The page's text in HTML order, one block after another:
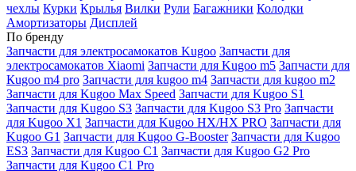
чехлы Курки Крылья Вилки Рули Багажники Колодки
Амортизаторы Дисплей
По бренду
Запчасти для электросамокатов Kugoo Запчасти для
электросамокатов Xiaomi Запчасти для Kugoo m5 Запчасти для
Кugoo m4 pro Запчасти для kugoo m4 Запчасти для kugoo m2
Запчасти для Kugoo Max Speed Запчасти для Kugoo S1
Запчасти для Kugoo S3 Запчасти для Kugoo S3 Pro Запчасти
для Kugoo X1 Запчасти для Kugoo HX/HX PRO Запчасти для
Kugoo G1 Запчасти для Kugoo G-Booster Запчасти для Kugoo
ES3 Запчасти для Kugoo C1 Запчасти для Kugoo G2 Pro
Запчасти для Kugoo C1 Pro